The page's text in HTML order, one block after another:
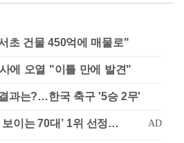
초 건물 450억에 매물로"
에 오열 "이틀 만에 발견"
과는?…한국 축구 '5승 2무'